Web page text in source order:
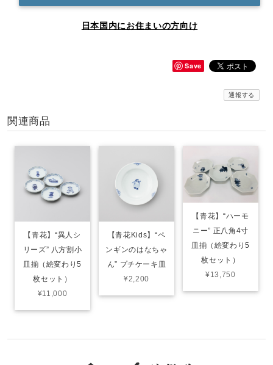
日本国内にお住まいの方向け
Save
通報する
関連商品
【青花】“異人シ
リーズ” 八方割小
皿揃（絵変わり5
枚セット）
¥11,000
【青花Kids】“ペ
ンギンのはなちゃ
ん” プチケーキ皿
¥2,200
【青花】“ハーモ
ニー” 正八角4寸
皿揃（絵変わり5
枚セット）
¥13,750